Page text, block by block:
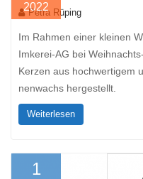
2022
Petra Rüping
Im Rahmen einer kleinen
Imkerei-AG bei
Kerzen aus hochwertigem
nenwachs hergestellt.
Weiterlesen
1